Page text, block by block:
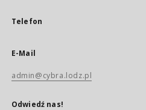
Telefon
E-Mail
admin@cybra.lodz.pl
Odwiedź nas!